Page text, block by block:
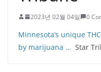
2023년 02월 04일 0
Minnesota’s unique
by marijuana … Star